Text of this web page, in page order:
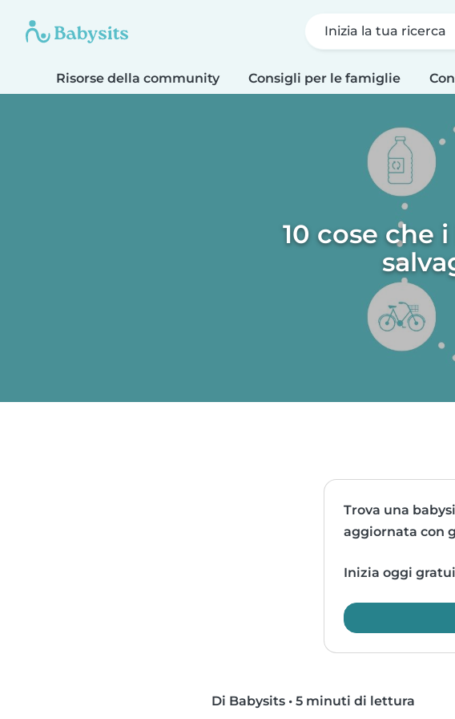
Inizia la tua ricerca
Risorse della community Consigli per le famiglie
10 cose che
Trova una
aggiornata con
Inizia oggi
Di Babysits • 5 minuti di lettura